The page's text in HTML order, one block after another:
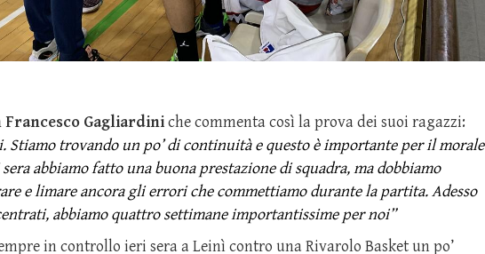
Francesco Gagliardiniche commenta così la prova dei suoi ragazzi:
Stiamo trovando un po’ di continuità e questo è importante per il morale
abbiamo fatto una buona prestazione di squadra, ma dobbiamo
e limare ancora gli errori che commettiamo durante la partita. Adesso
abbiamo quattro settimane importantissime per noi”
in controllo ieri sera a Leinì contro una Rivarolo Basket un po’